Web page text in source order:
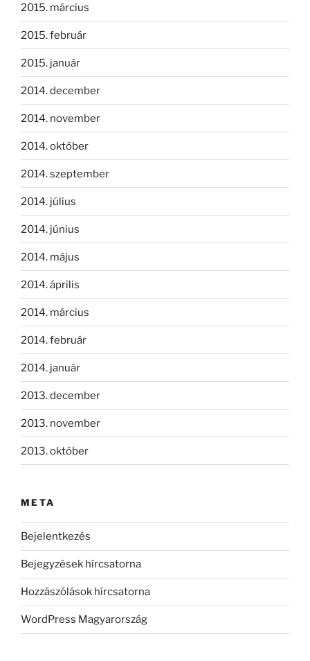
2015. március
2015. február
2015. január
2014. december
2014. november
2014. október
2014. szeptember
2014. július
2014. június
2014. május
2014. április
2014. március
2014. február
2014. január
2013. december
2013. november
2013. október
META
Bejelentkezés
Bejegyzések hírcsatorna
Hozzászólások hírcsatorna
WordPress Magyarország